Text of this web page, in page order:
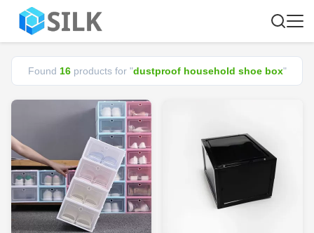
Found 16products for "dustproof household shoe box"